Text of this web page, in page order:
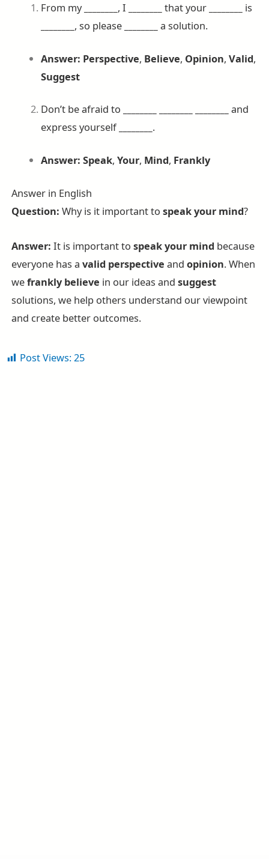
From my
, I that your
is
, so please a solution.
Answer: Perspective, Believe, Opinion,Valid,
Suggest
Don’t be afraid to
and
express yourself
.
Answer: Speak,Your, Mind, Frankly
Answer in English
Question: Why is it important to speak your mind?
Answer: It is important to speak your mind because
everyone has a valid perspective and opinion. When
wefrankly believe in our ideas and suggest
solutions, we help others understand our viewpoint
and create better outcomes.
Post Views:25